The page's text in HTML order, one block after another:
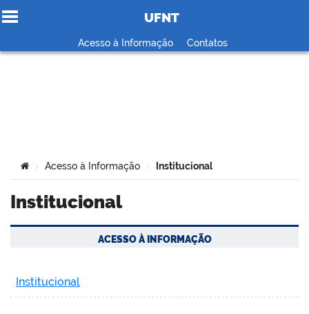
Ir para o conteúdo
UFNT
Acesso à Informação Contatos
Você está aqui:
> Acesso à Informação > Institucional
Institucional
ACESSO À INFORMAÇÃO
Institucional